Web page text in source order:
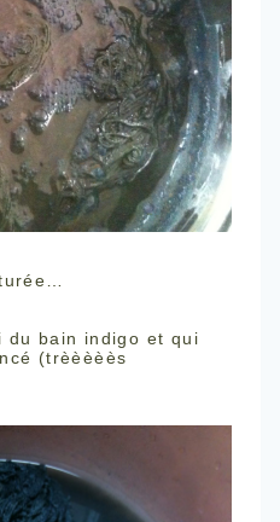
du bain indigo et qui
(trèèèèès